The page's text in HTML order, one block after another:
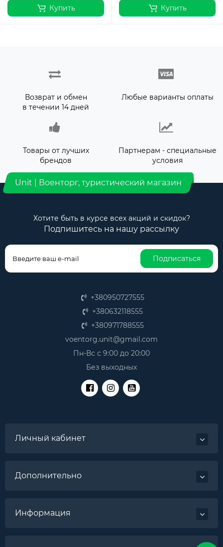
Купить Купить
Возврат и обмен
в течении 14 дней
Любые варианты оплаты
Товары от лучших
брендов
Партнерам - специальные
условия
Unit | Военторг, туристический магазин
Хотите быть в курсе всех акций и скидок?
Подпишитесь на нашу рассылку
Подписаться
+380950727555
+380632118555
+380971788555
voentorg.unit@gmail.com
Пн-Вс с 9:00 до 20:00
Без выходных
Личный кабинет
Дополнительно
Информация